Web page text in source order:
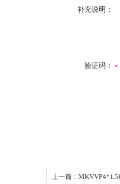
补充说明：
验证码：
上一篇： MKVVP4*1.5